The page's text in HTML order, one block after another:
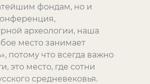
фондам, но и
археологии, наша
место занимает
потому что всегда важно
это место, где сотни
средневековья.